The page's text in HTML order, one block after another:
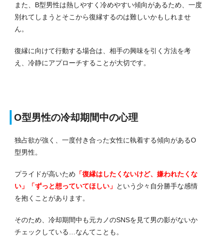
また、B型男性は熱しやすく冷めやすい傾向があるため、一度
別れてしまうとそこから復縁するのは難しいかもしれませ
ん。
復縁に向けて行動する場合は、相手の興味を引く方法を考
え、冷静にアプローチすることが大切です。
O型男性の冷却期間中の心理
独占欲が強く、一度付き合った女性に執着する傾向があるO
型男性。
プライドが高いため 「復縁はしたくないけど、嫌われたくな
い」「ずっと想っていてほしい」 という少々自分勝手な感情
を抱くことがあります。
そのため、冷却期間中も元カノのSNSを見て男の影がないか
チェックしている…なんてことも。